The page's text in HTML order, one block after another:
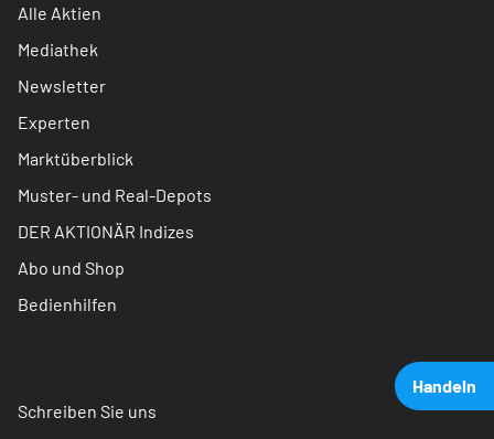
Handeln
Alle Aktien
Mediathek
Newsletter
Experten
Marktüberblick
Muster- und Real-Depots
DER AKTIONÄR Indizes
Abo und Shop
Bedienhilfen
Schreiben Sie uns